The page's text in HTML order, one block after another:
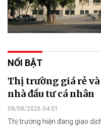
NỔI BẬT
Thị trường giá rẻ
nhà đầu tư cá nhân
08/08/2026 04:01
Thị trường hiện đang giao